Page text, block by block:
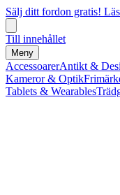
Sälj ditt fordon gratis!
Till innehållet
Meny
AccessoarerAntikt &
Kameror & Optik
Tablets & Wearables